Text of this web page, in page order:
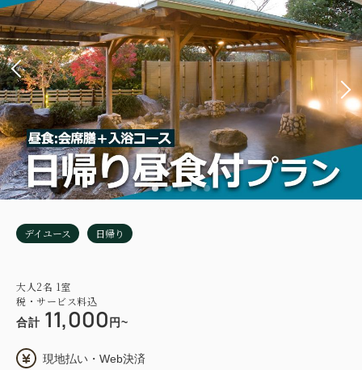
デイユース 日帰り
大人2名 1室
税・サービス料込
合計 11,000 円~
現地払い・Web決済